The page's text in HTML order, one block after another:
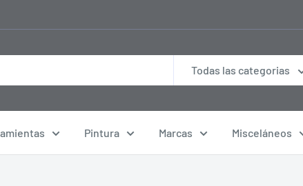
Todas las categorias
Pintura Marcas Misceláneos